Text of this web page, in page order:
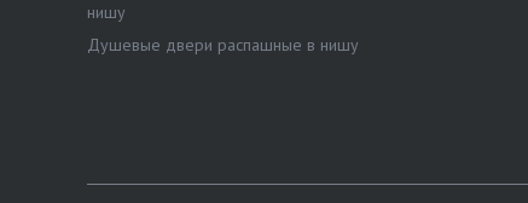
нишу
Душевые двери распашные в нишу